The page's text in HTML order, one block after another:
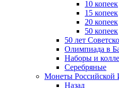
10 копеек
15 копеек
20 копеек
50 копеек
50 лет
Олимпиада в
Наборы и
Серебряные
Монеты Российской
Назад